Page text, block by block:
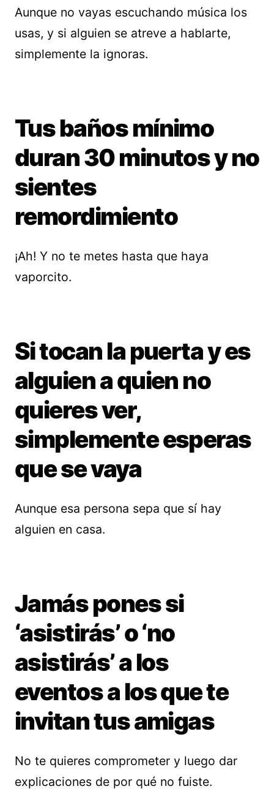
Aunque no vayas escuchando música los
usas, y si alguien se atreve a hablarte,
simplemente la ignoras.
Tus baños mínimo
duran 30 minutos y no
sientes
remordimiento
¡Ah! Y no te metes hasta que haya
vaporcito.
Si tocan la puerta y es
alguien a quien no
quieres ver,
simplemente esperas
que se vaya
Aunque esa persona sepa que sí hay
alguien en casa.
Jamás pones si
‘asistirás’ o ‘no
asistirás’ a los
eventos a los que te
invitan tus amigas
No te quieres comprometer y luego dar
explicaciones de por qué no fuiste.